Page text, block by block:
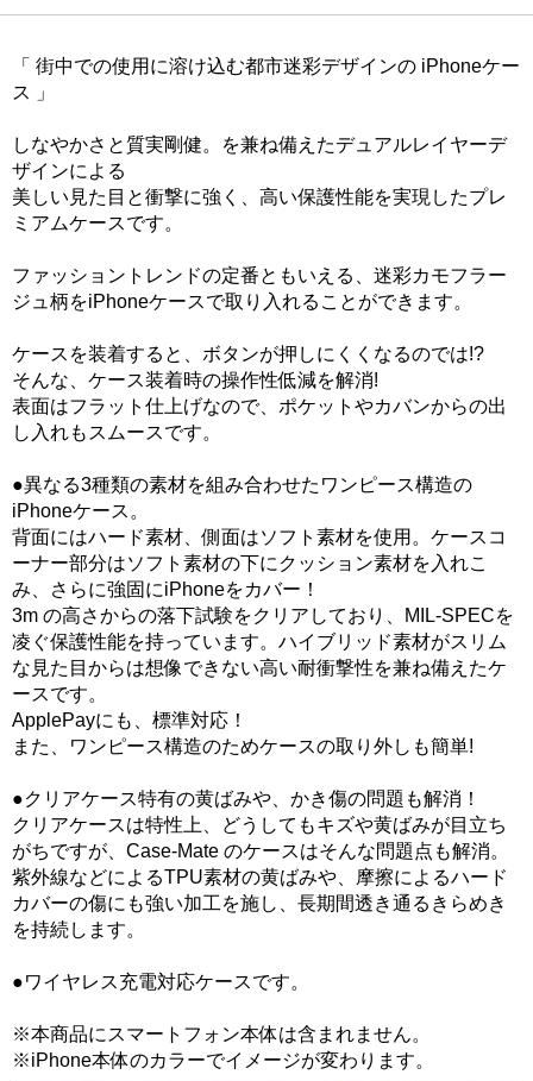
「 街中での使用に溶け込む都市迷彩デザインの iPhoneケー
ス 」
しなやかさと質実剛健。を兼ね備えたデュアルレイヤーデ
ザインによる
美しい見た目と衝撃に強く、高い保護性能を実現したプレ
ミアムケースです。
ファッショントレンドの定番ともいえる、迷彩カモフラー
ジュ柄をiPhoneケースで取り入れることができます。
ケースを装着すると、ボタンが押しにくくなるのでは!?
そんな、ケース装着時の操作性低減を解消!
表面はフラット仕上げなので、ポケットやカバンからの出
し入れもスムースです。
●異なる3種類の素材を組み合わせたワンピース構造の
iPhoneケース。
背面にはハード素材、側面はソフト素材を使用。ケースコ
ーナー部分はソフト素材の下にクッション素材を入れこ
み、さらに強固にiPhoneをカバー！
3m の高さからの落下試験をクリアしており、MIL-SPECを
凌ぐ保護性能を持っています。ハイブリッド素材がスリム
な見た目からは想像できない高い耐衝撃性を兼ね備えたケ
ースです。
ApplePayにも、標準対応！
また、ワンピース構造のためケースの取り外しも簡単!
●クリアケース特有の黄ばみや、かき傷の問題も解消！
クリアケースは特性上、どうしてもキズや黄ばみが目立ち
がちですが、Case-Mate のケースはそんな問題点も解消。
紫外線などによるTPU素材の黄ばみや、摩擦によるハード
カバーの傷にも強い加工を施し、長期間透き通るきらめき
を持続します。
●ワイヤレス充電対応ケースです。
※本商品にスマートフォン本体は含まれません。
※iPhone本体のカラーでイメージが変わります。